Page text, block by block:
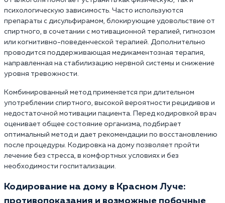
психологическую зависимость. Часто используются
препараты с дисульфирамом, блокирующие удовольствие от
спиртного, в сочетании с мотивационной терапией, гипнозом
или когнитивно-поведенческой терапией. Дополнительно
проводится поддерживающая медикаментозная терапия,
направленная на стабилизацию нервной системы и снижение
уровня тревожности.
Комбинированный метод применяется при длительном
употреблении спиртного, высокой вероятности рецидивов и
недостаточной мотивации пациента. Перед кодировкой врач
оценивает общее состояние организма, подбирает
оптимальный метод и дает рекомендации по восстановлению
после процедуры. Кодировка на дому позволяет пройти
лечение без стресса, в комфортных условиях и без
необходимости госпитализации.
Кодирование на дому в Красном Луче:
противопоказания и возможные побочные